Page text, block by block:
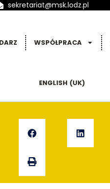
sekretariat@msk.lodz.pl
WSPÓŁPRACA
ENGLISH (UK)